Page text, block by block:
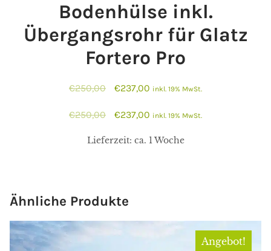
Bodenhülse inkl.
Übergangsrohr für Glatz
Fortero Pro
€250,00
Ursprünglicher
war:
€250,00
€237,00Aktueller
ist:
€237,00.
inkl. 19% MwSt.
€250,00
Ursprünglicher
€237,00Aktueller
inkl. 19% MwSt.
Lieferzeit: ca. 1 Woche
Ähnliche Produkte
Angebot!